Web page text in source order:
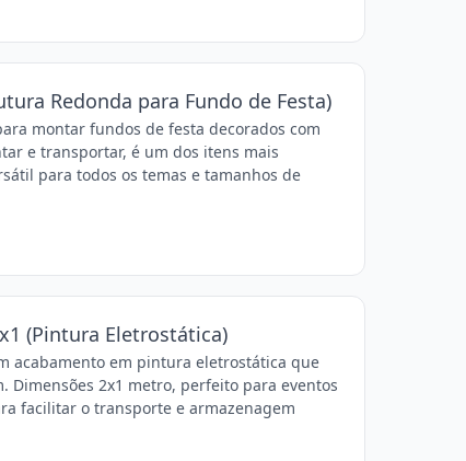
Redonda para Fundo de Festa)
montar fundos de festa decorados com
e transportar, é um dos itens mais
para todos os temas e tamanhos de
(Pintura Eletrostática)
acabamento em pintura eletrostática que
2x1 metro, perfeito para eventos
facilitar o transporte e armazenagem